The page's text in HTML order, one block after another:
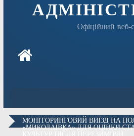
Офіційний веб-
МОНІТОРИНГОВИЙ ВИЇЗД НА
«МИКОЛАЇВКА» ДЛЯ ОЦІНКИ